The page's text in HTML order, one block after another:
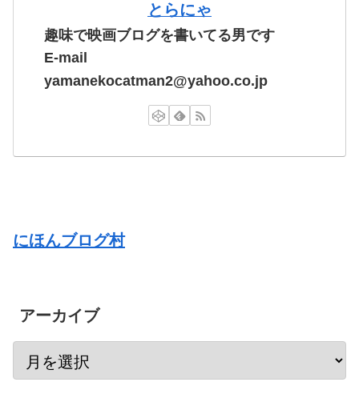
とらにゃ
趣味で映画ブログを書いてる男です
E-mail
yamanekocatman2@yahoo.co.jp
にほんブログ村
アーカイブ